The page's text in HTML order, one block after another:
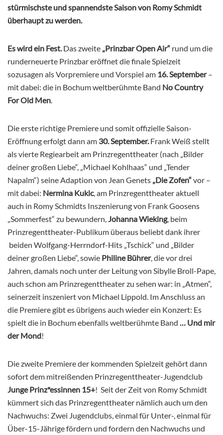
stürmischste und spannendste Saison von Romy Schmidt
überhaupt zu werden.
Es wird ein Fest. Das zweite „Prinzbar Open Air“ rund um die
runderneuerte Prinzbar eröffnet die finale Spielzeit
sozusagen als Vorpremiere und Vorspiel am 16. September–
mit dabei: die in Bochum weltberühmte Band No Country
For Old Men
Die erste richtige Premiere und somit offizielle Saison-
Eröffnung erfolgt dann am 30. September. Frank Weiß stellt
als vierte Regiearbeit am Prinzregenttheater (nach „Bilder
deiner großen Liebe“, „Michael Kohlhaas“ und „Tender
Napalm“) seine Adaption von Jean Genets „Die Zofen“vor –
mit dabei: Nermina Kukic, am Prinzregenttheater aktuell
auch in Romy Schmidts Inszenierung von Frank Goosens
„Sommerfest“ zu bewundern, Johanna Wieking, beim
Prinzregenttheater-Publikum überaus beliebt dank ihrer
beiden Wolfgang-Herrndorf-Hits „Tschick“ und „Bilder
deiner großen Liebe“, sowie Philine Bührer, die vor drei
Jahren, damals noch unter der Leitung von Sibylle Broll-Pape,
auch schon am Prinzregenttheater zu sehen war: in „Atmen“,
seinerzeit inszeniert von Michael Lippold. Im Anschluss an
die Premiere gibt es übrigens auch wieder ein Konzert: Es
spielt die in Bochum ebenfalls weltberühmte Band … Und mir
der Mond!
Die zweite Premiere der kommenden Spielzeit gehört dann
sofort dem mitreißenden Prinzregenttheater-Jugendclub
Junge Prinz*essinnen 15+! Seit der Zeit von Romy Schmidt
kümmert sich das Prinzregenttheater nämlich auch um den
Nachwuchs: Zwei Jugendclubs, einmal für Unter-, einmal für
Über-15-Jährige fördern und fordern den Nachwuchs und